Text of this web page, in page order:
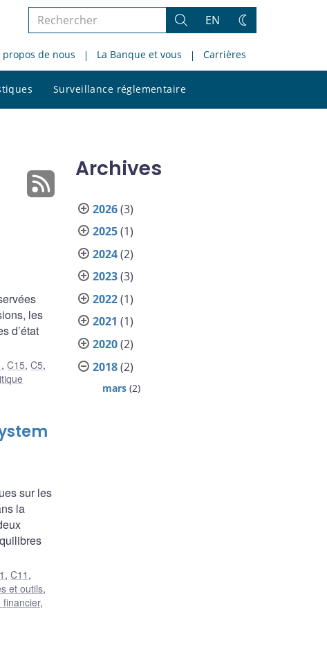
Rechercher
le
site
Rechercher
EN
Changez
thème
propos de nous La Banque et vous Carrières
Surveillance réglementaire
le
les
d’état
,C15,C5,
sur les
la
,C11 ,
et outils,
financier,
Archives
2026(3)
2025(1)
2024(2)
2023(3)
2022(1)
2021 (1)
2020(2)
2018(2)
mars (2)